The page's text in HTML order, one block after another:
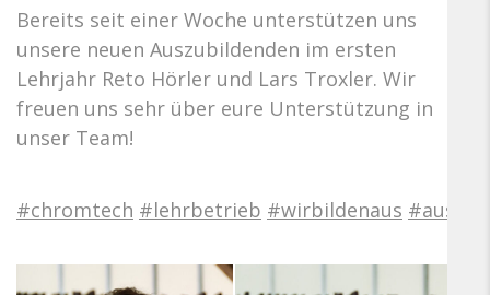
Bereits seit einer Woche unterstützen uns
unsere neuen Auszubildenden im ersten
Lehrjahr Reto Hörler und Lars Troxler. Wir
freuen uns sehr über eure Unterstützung in
unser Team!
#chromtech #lehrbetrieb #wirbildenaus